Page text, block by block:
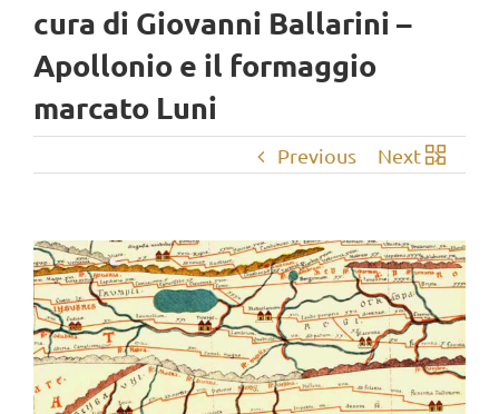
cura di Giovanni Ballarini –
Apollonio e il formaggio
marcato Luni
Previous Next
View
Larger
Image